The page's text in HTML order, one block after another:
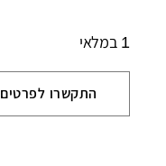
1 במלאי
התקשרו לפרטים